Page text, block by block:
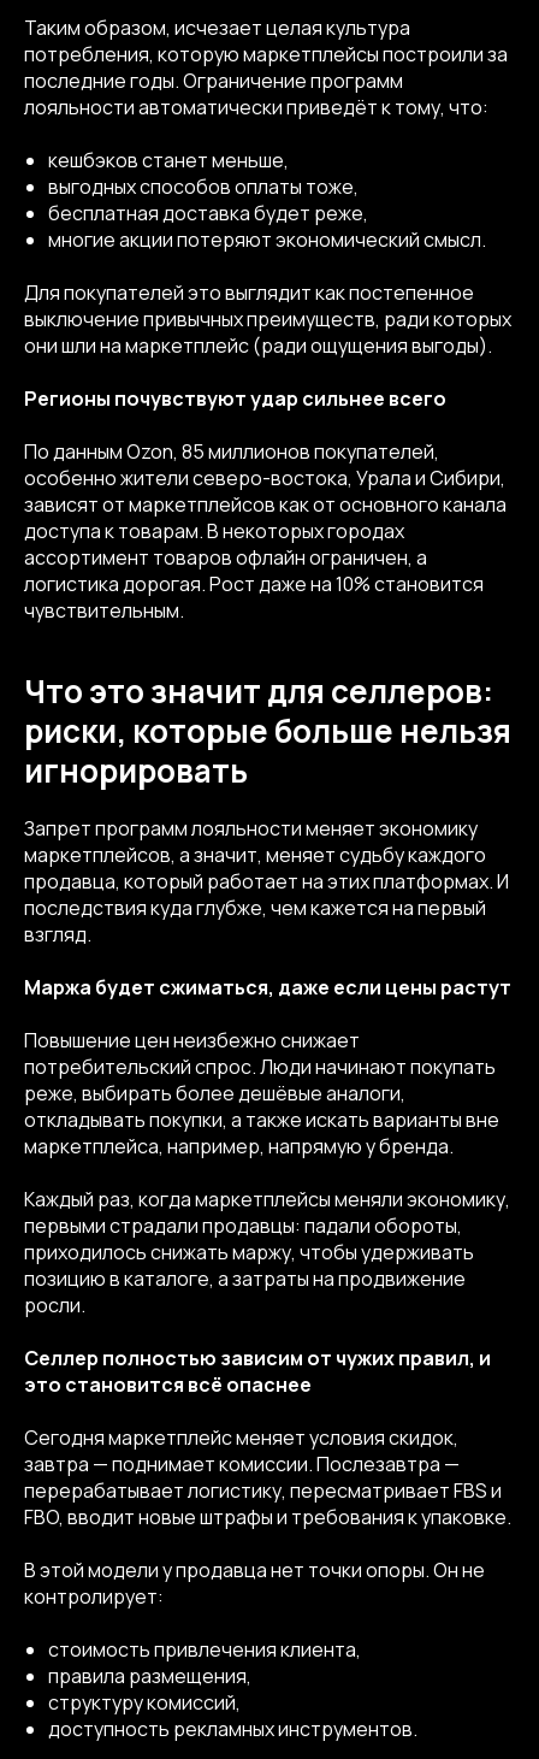
Таким образом, исчезает целая культура
потребления, которую маркетплейсы построили за
последние годы. Ограничение программ
лояльности автоматически приведёт к тому, что:
кешбэков станет меньше,
выгодных способов оплаты тоже,
бесплатная доставка будет реже,
многие акции потеряют экономический смысл.
Для покупателей это выглядит как постепенное
выключение привычных преимуществ, ради которых
они шли на маркетплейс (ради ощущения выгоды).
Регионы почувствуют удар сильнее всего
По данным Ozon, 85 миллионов покупателей,
особенно жители северо-востока, Урала и Сибири,
зависят от маркетплейсов как от основного канала
доступа к товарам. В некоторых городах
ассортимент товаров офлайн ограничен, а
логистика дорогая. Рост даже на 10% становится
чувствительным.
Что это значит для селлеров:
риски, которые больше нельзя
игнорировать
Запрет программ лояльности меняет экономику
маркетплейсов, а значит, меняет судьбу каждого
продавца, который работает на этих платформах. И
последствия куда глубже, чем кажется на первый
взгляд.
Маржа будет сжиматься, даже если цены растут
Повышение цен неизбежно снижает
потребительский спрос. Люди начинают покупать
реже, выбирать более дешёвые аналоги,
откладывать покупки, а также искать варианты вне
маркетплейса, например, напрямую у бренда.
Каждый раз, когда маркетплейсы меняли экономику,
первыми страдали продавцы: падали обороты,
приходилось снижать маржу, чтобы удерживать
позицию в каталоге, а затраты на продвижение
росли.
Селлер полностью зависим от чужих правил, и
это становится всё опаснее
Сегодня маркетплейс меняет условия скидок,
завтра — поднимает комиссии. Послезавтра —
перерабатывает логистику, пересматривает FBS и
FBO, вводит новые штрафы и требования к упаковке.
В этой модели у продавца нет точки опоры. Он не
контролирует:
стоимость привлечения клиента,
правила размещения,
структуру комиссий,
доступность рекламных инструментов.